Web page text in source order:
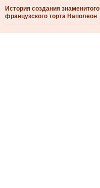
История создания знаменитого
французского торта Наполеон